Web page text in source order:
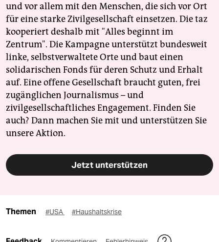
und vor allem mit den Menschen, die sich vor Ort
für eine starke Zivilgesellschaft einsetzen. Die taz
kooperiert deshalb mit "Alles beginnt im
Zentrum". Die Kampagne unterstützt bundesweit
linke, selbstverwaltete Orte und baut einen
solidarischen Fonds für deren Schutz und Erhalt
auf. Eine offene Gesellschaft braucht guten, frei
zugänglichen Journalismus – und
zivilgesellschaftliches Engagement. Finden Sie
auch? Dann machen Sie mit und unterstützen Sie
unsere Aktion.
Jetzt unterstützen
Themen #USA #Haushaltskrise